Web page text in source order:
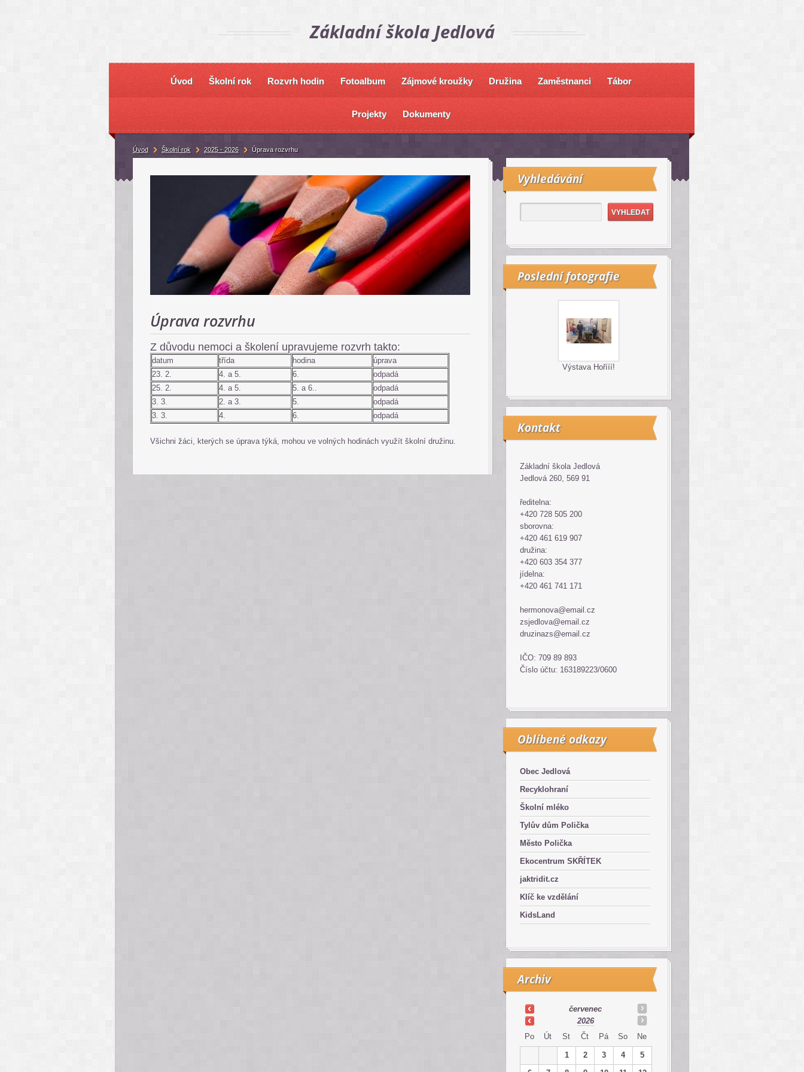
Základní škola Jedlová
Úvod Školní rok Rozvrh hodin Fotoalbum Zájmové kroužky Družina Zaměstnanci Tábor
Projekty Dokumenty
Úprava rozvrhu
Z důvodu nemoci a školení upravujeme rozvrh takto:
datum třída hodina
úprava
23. 2.
4. a 5. 6.
odpadá
25. 2.
4. a 5. 5. a 6..
odpadá
3. 3.
2. a 3. 5.
odpadá
3. 3.
4. 6. odpadá
Všichni žáci, kterých se úprava týká, mohou ve volných hodinách využít školní družinu.
Vyhledávání
Poslední fotografie
Výstava Hořííí!
Kontakt
Základní škola Jedlová
Jedlová 260, 569 91
ředitelna:
+420 728 505 200
sborovna:
+420 461 619 907
družina:
+420 603 354 377
jídelna:
+420 461 741 171
hermonova@email.cz
zsjedlova@email.cz
druzinazs@email.cz
IČO: 709 89 893
Číslo účtu: 163189223/0600
Oblíbené odkazy
Obec Jedlová
Recyklohraní
Školní mléko
Tylův dům Polička
Město Polička
Ekocentrum SKŘÍTEK
jaktridit.cz
Klíč ke vzdělání
KidsLand
Archiv
červenec
2026
Po
Út St Čt Pá So Ne
1 2 3 4
5
Úvod Školní rok 2025 - 2026 Úprava rozvrhu